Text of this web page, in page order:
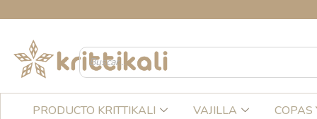
contenido
PRODUCTO KRITTIKALI VAJILLA COPAS